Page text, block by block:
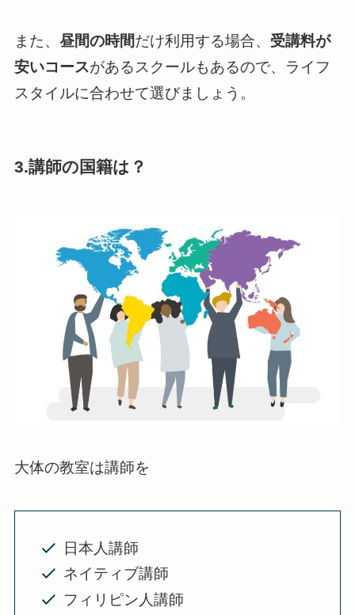
また、 昼間の時間だけ利用する場合、 受講料が
安いコースがあるスクールもあるので、ライフ
スタイルに合わせて選びましょう。
3.講師の国籍は？
大体の教室は講師を
日本人講師
ネイティブ講師
フィリピン人講師